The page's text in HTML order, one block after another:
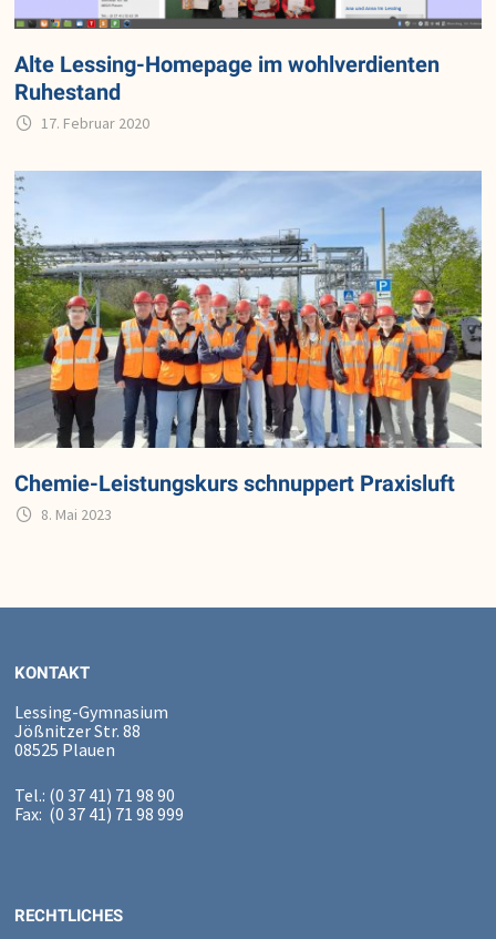
Alte Lessing-Homepage im wohlverdienten
Ruhestand
17. Februar 2020
Chemie-Leistungskurs schnuppert Praxisluft
8. Mai 2023
KONTAKT
Lessing-Gymnasium
Jößnitzer Str. 88
08525 Plauen
Tel.: (0 37 41) 71 98 90
Fax: (0 37 41) 71 98 999
RECHTLICHES